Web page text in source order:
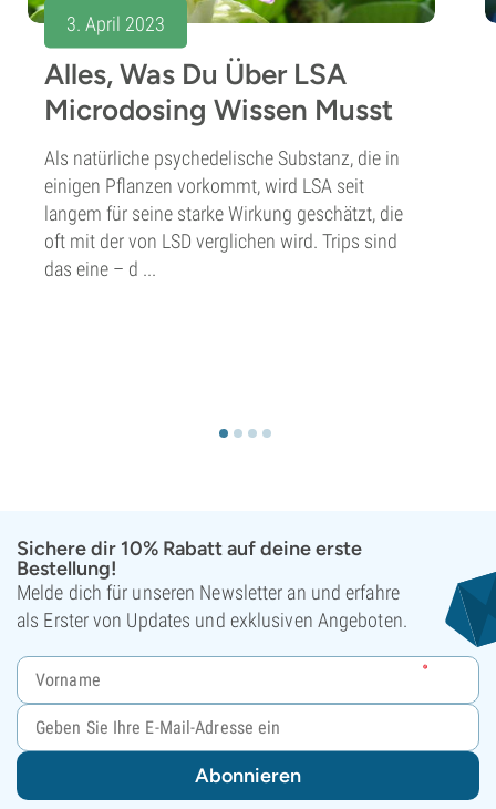
3. April 2023
Alles, Was Du Über LSA
Microdosing Wissen Musst
Als natürliche psychedelische Substanz, die in
einigen Pflanzen vorkommt, wird LSA seit
langem für seine starke Wirkung geschätzt, die
oft mit der von LSD verglichen wird. Trips sind
das eine – d ...
Sichere dir 10% Rabatt auf deine erste
Bestellung!
Melde dich für unseren Newsletter an und erfahre
als Erster von Updates und exklusiven Angeboten.
Abonnieren